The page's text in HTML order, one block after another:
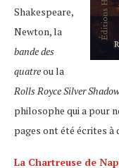
Shakespeare,
Newton, la
bande des
quatreou la
Rolls Royce Silver
philosophe qui a pour
pages ont été écrites à
La Chartreuse de